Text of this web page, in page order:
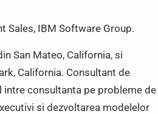
Sales, IBM Software Group.
San Mateo, California, si
California. Consultant de
consultanta pe probleme de
si dezvoltarea modelelor